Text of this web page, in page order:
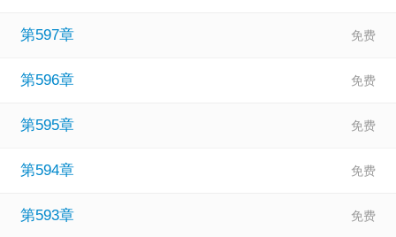
第597章
第596章
第595章
第594章
第593章